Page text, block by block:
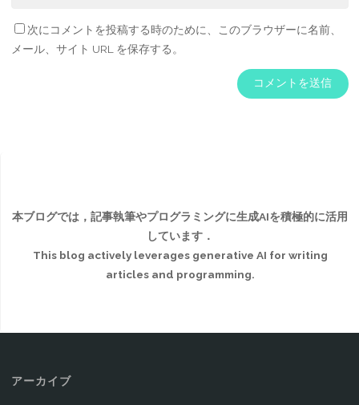
次にコメントを投稿する時のために、このブラウザーに名前、
メール、サイト URL を保存する。
本ブログでは，記事執筆やプログラミングに生成AIを積極的に活用
しています．
This blog actively leverages generative AI for writing
articles and programming.
アーカイブ